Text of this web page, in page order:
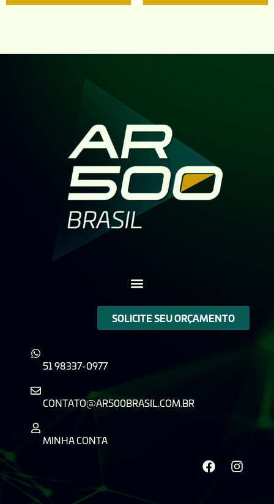
SOLICITE SEU ORÇAMENTO
51 98337-0977
CONTATO@AR500BRASIL.COM.BR
MINHA CONTA